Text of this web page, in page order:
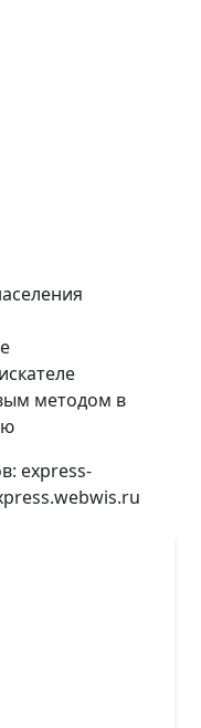
методом в
express-